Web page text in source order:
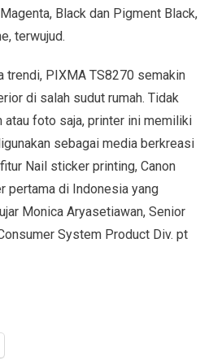
Black dan Pigment Black,
terwujud.
trendi, PIXMA TS8270 semakin
di salah sudut rumah. Tidak
atau foto saja, printer ini memiliki
sebagai media berkreasi
Nail sticker printing, Canon
pertama di Indonesia yang
Monica Aryasetiawan, Senior
System Product Div. pt